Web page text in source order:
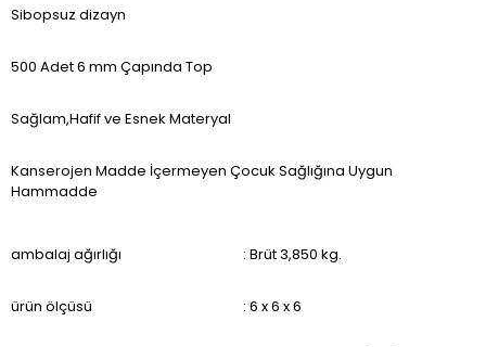
Sibopsuz dizayn
500 Adet 6 mm Çapında Top
Sağlam,Hafif ve Esnek Materyal
Kanserojen Madde İçermeyen Çocuk Sağlığına Uygun
Hammadde
ambalaj ağırlığı : Brüt 3,850 kg.
ürün ölçüsü : 6 x 6 x 6